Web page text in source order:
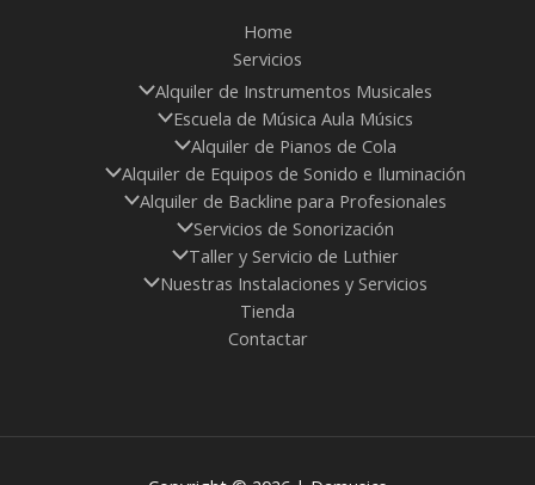
Home
Servicios
Alquiler de Instrumentos Musicales
Escuela de Música Aula Músics
Alquiler de Pianos de Cola
Alquiler de Equipos de Sonido e Iluminación
Alquiler de Backline para Profesionales
Servicios de Sonorización
Taller y Servicio de Luthier
Nuestras Instalaciones y Servicios
Tienda
Contactar